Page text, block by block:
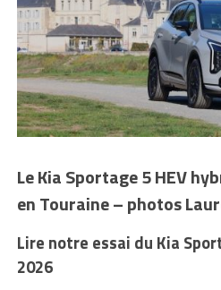
Le Kia Sportage 5 HEV
en Touraine – photos
Lire notre essai du Kia
2026